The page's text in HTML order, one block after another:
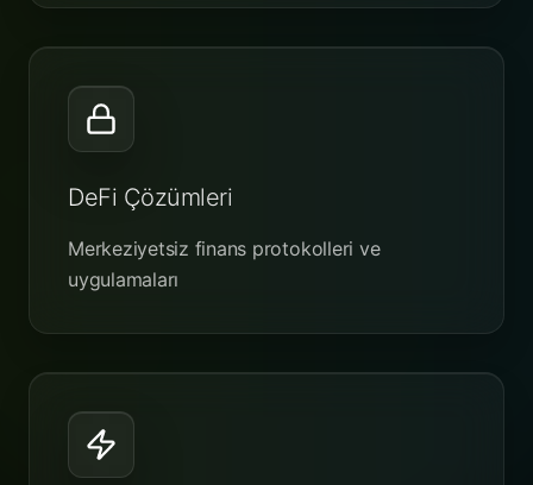
DeFi Çözümleri
Merkeziyetsiz finans protokolleri ve
uygulamaları